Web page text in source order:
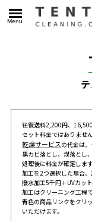
Menu
往復送料2,200円、
セット料金ではありませ
乾燥サービスの代金は
黒カビ落とし、煤落とし
処理後に料金が確定します
加工を2つ選択した場合
撥水加工5千円＋UVカッ
加工はクリーニング工程
青色の商品リンクをクリ
いただけます。